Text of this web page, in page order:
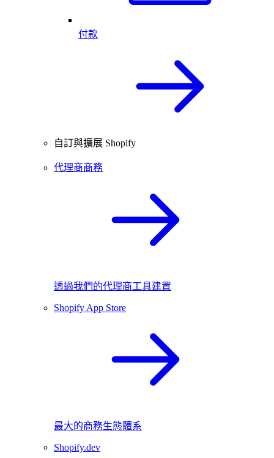
付款
自訂與擴展 Shopify
代理商商務
透過我們的代理商工具建置
Shopify App Store
最大的商務生態體系
Shopify.dev